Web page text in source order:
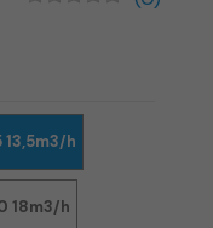
h
18m3/h